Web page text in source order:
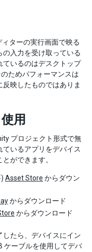
ターの実行画面で映る
の入力を受け取っている
ているのはデスクトップ
ためパフォーマンスは
映したものではありま
用
プロジェクト形式で無
いるアプリをデバイス
ができます。
Asset Store からダウン
からダウンロード
からダウンロード
たら、デバイスにイン
ケーブルを使用してデバ